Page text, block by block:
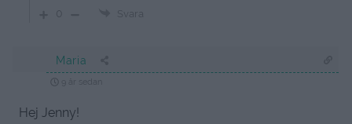
0 Svara
Maria
Hej Jenny!